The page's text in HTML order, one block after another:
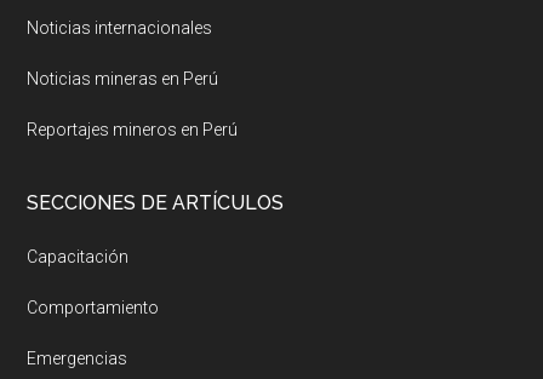
Noticias internacionales
Noticias mineras en Perú
Reportajes mineros en Perú
SECCIONES DE ARTÍCULOS
Capacitación
Comportamiento
Emergencias